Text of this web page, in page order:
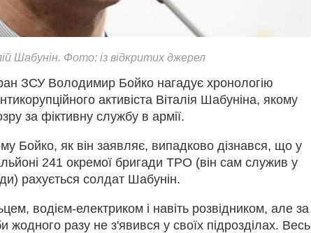
Шабунін. Фото: із відкритих джерел
ЗСУ Володимир Бойко нагадує хронологію
активіста Віталія Шабуніна, якому
за фіктивну службу в армії.
Бойко, як він заявляє, випадково дізнався, що у
241 окремої бригади ТРО (він сам служив у
рахується солдат Шабунін.
водієм-електриком і навіть розвідником, але за
жодного разу не з'явився у своїх підрозділах. Весь